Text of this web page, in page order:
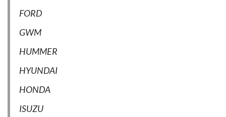
FORD
GWM
HUMMER
HYUNDAI
HONDA
ISUZU